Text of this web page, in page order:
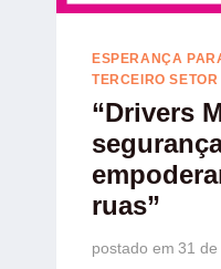
ESPERANÇA
TERCEIRO SETOR
“Drivers
ruas”
postado em 31 de